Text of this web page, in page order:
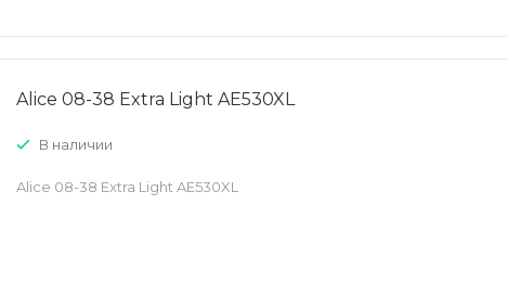
Alice 08-38 Extra Light AE530XL
В наличии
Alice 08-38 Extra Light AE530XL